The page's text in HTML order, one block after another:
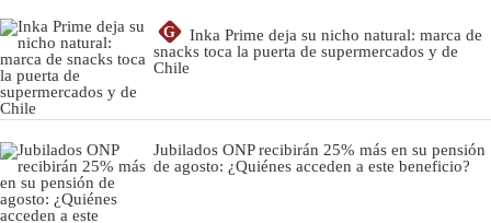
G
Inka Prime deja su nicho natural: marca de
snacks toca la puerta de supermercados y de
Chile
Jubilados ONP recibirán 25% más en su pensión
de agosto: ¿Quiénes acceden a este beneficio?